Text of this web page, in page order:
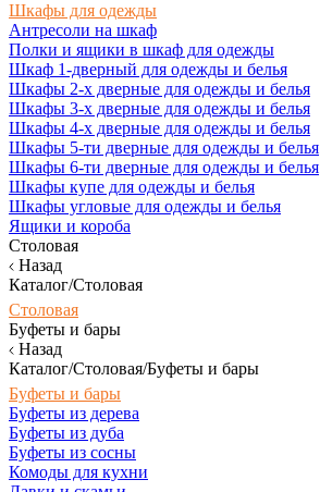
Шкафы для одежды
Антресоли на шкаф
Полки и ящики в шкаф для одежды
Шкаф 1-дверный для одежды и белья
Шкафы 2-х дверные для одежды и белья
Шкафы 3-х дверные для одежды и белья
Шкафы 4-х дверные для одежды и белья
Шкафы 5-ти дверные для одежды и белья
Шкафы 6-ти дверные для одежды и белья
Шкафы купе для одежды и белья
Шкафы угловые для одежды и белья
Ящики и короба
Столовая
Назад
Каталог/Столовая
Столовая
Буфеты и бары
Назад
Каталог/Столовая/Буфеты и бары
Буфеты и бары
Буфеты из дерева
Буфеты из дуба
Буфеты из сосны
Комоды для кухни